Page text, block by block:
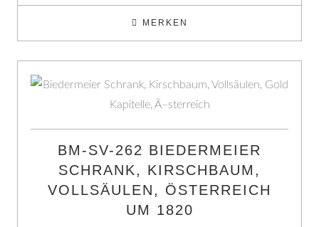
MERKEN
BM-SV-262 BIEDERMEIER
SCHRANK, KIRSCHBAUM,
VOLLSÄULEN, ÖSTERREICH
UM 1820